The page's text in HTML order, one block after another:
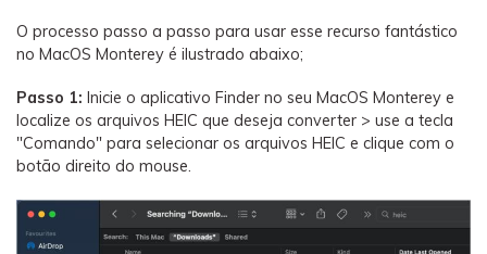
O processo passo a passo para usar esse recurso fantástico
no MacOS Monterey é ilustrado abaixo;
Passo 1: Inicie o aplicativo Finder no seu MacOS Monterey e
localize os arquivos HEIC que deseja converter > use a tecla
"Comando" para selecionar os arquivos HEIC e clique com o
botão direito do mouse.